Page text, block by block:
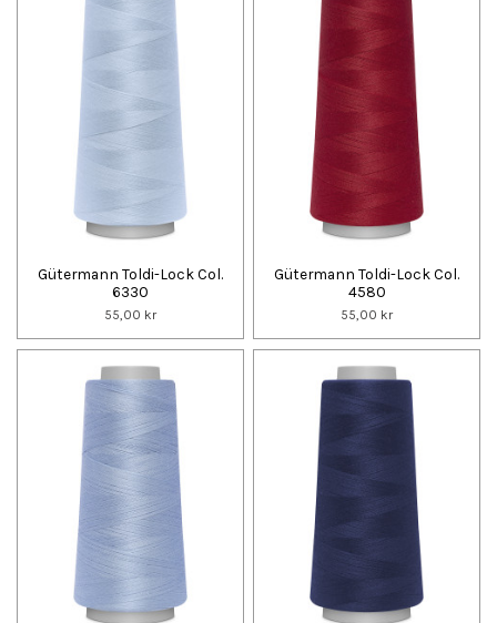
Gütermann Toldi-Lock Col.
6330
55,00 kr
Gütermann Toldi-Lock Col.
4580
55,00 kr